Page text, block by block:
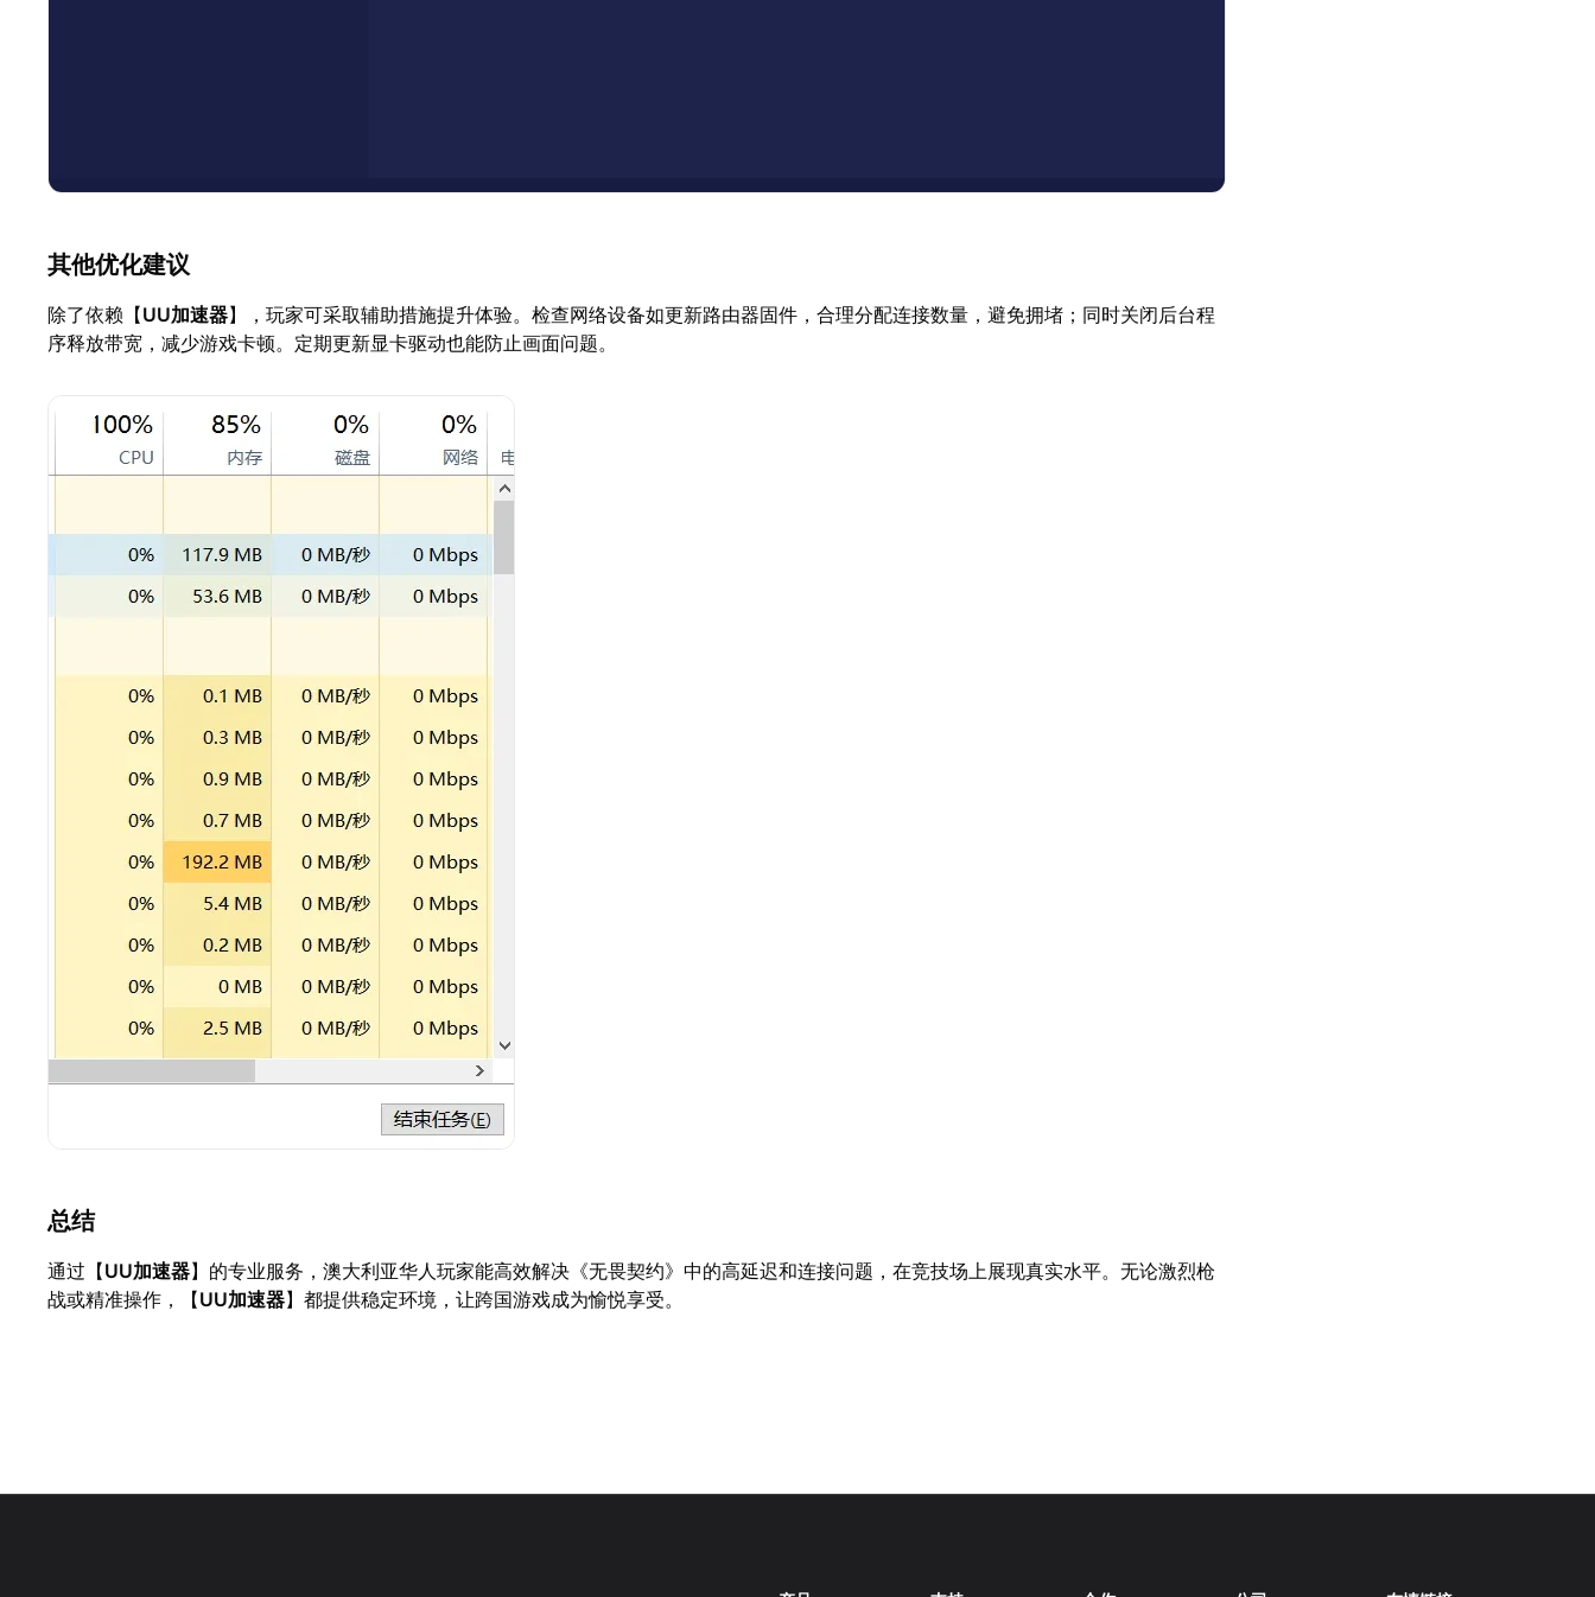
其他优化建议
除了依赖【UU加速器】，玩家可采取辅助措施提升体验。检查网络设备如更新路由器固件，合理分配连接数量，避免拥堵；同时关闭后台程
序释放带宽，减少游戏卡顿。定期更新显卡驱动也能防止画面问题。
总结
通过【UU加速器】的专业服务，澳大利亚华人玩家能高效解决《无畏契约》中的高延迟和连接问题，在竞技场上展现真实水平。无论激烈枪
战或精准操作，【UU加速器】都提供稳定环境，让跨国游戏成为愉悦享受。